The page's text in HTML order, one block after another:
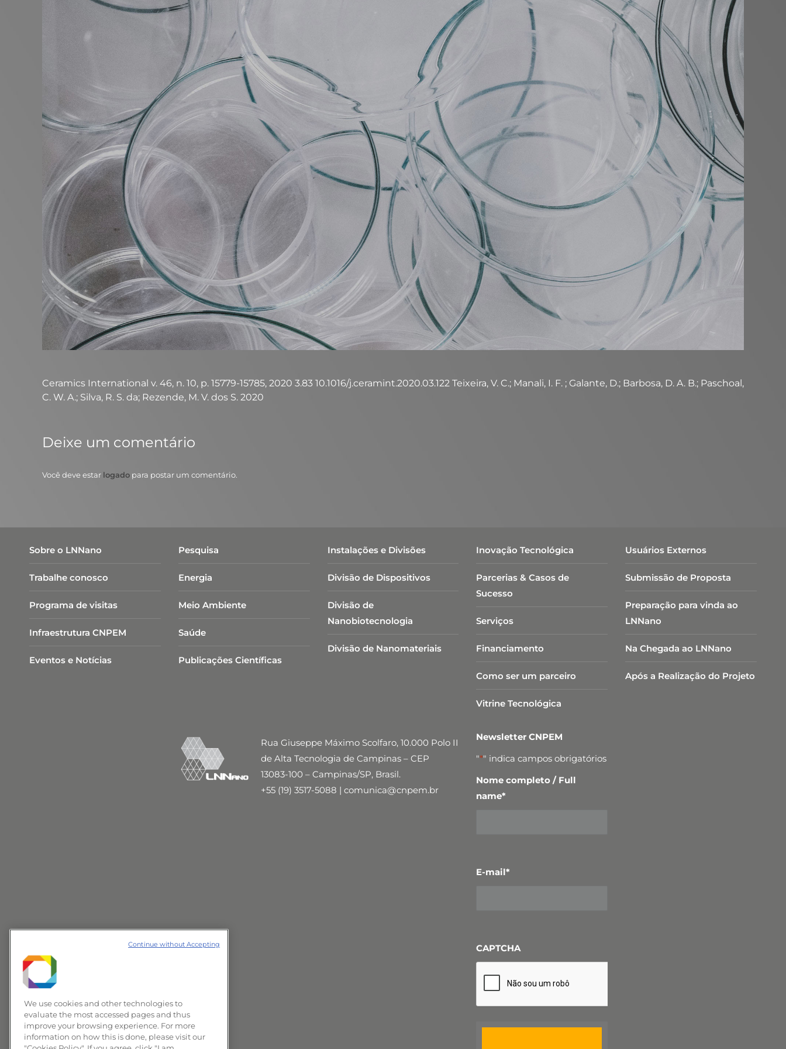
Ceramics International v. 46, n. 10, p. 15779-15785, 2020 3.83 10.1016/j.ceramint.2020.03.122 Teixeira, V. C.; Manali, I. F. ; Galante, D.; Barbosa, D. A. B.; Paschoal,
C. W. A.; Silva, R. S. da; Rezende, M. V. dos S. 2020
Deixe um comentário
Você deve estar logado para postar um comentário.
Sobre o LNNano
Trabalhe conosco
Programa de visitas
Infraestrutura CNPEM
Eventos e Notícias
Pesquisa
Energia
Meio Ambiente
Saúde
Publicações Científicas
Instalações e Divisões
Divisão de Dispositivos
Divisão de
Nanobiotecnologia​
Divisão de Nanomateriais
Inovação Tecnológica
Parcerias & Casos de
Sucesso
Serviços
Financiamento
Como ser um parceiro
Vitrine Tecnológica
Usuários Externos
Submissão de Proposta
Preparação para vinda ao
LNNano
Na Chegada ao LNNano
Após a Realização do Projeto
Rua Giuseppe Máximo Scolfaro, 10.000 Polo II
de Alta Tecnologia de Campinas – CEP
13083-100 – Campinas/SP, Brasil.
+55 (19) 3517-5088 | comunica@cnpem.br
Newsletter CNPEM
"*" indica campos obrigatórios
Nome completo / Full
name*
E-mail*
CAPTCHA
We use cookies and other technologies to
evaluate the most accessed pages and thus
improve your browsing experience. For more
information on how this is done, please visit our
Continue without Accepting